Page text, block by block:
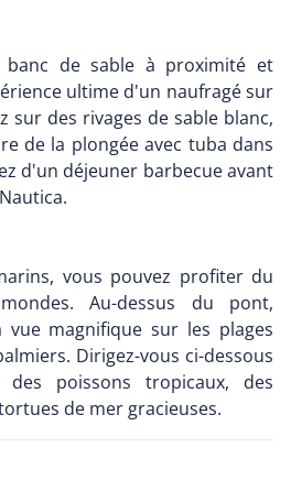
banc de sable à proximité et
ultime d'un naufragé sur
sur des rivages de sable blanc,
de la plongée avec tuba dans
d'un déjeuner barbecue avant
vous pouvez profiter du
Au-dessus du pont,
vue magnifique sur les plages
Dirigez-vous ci-dessous
poissons tropicaux, des
de mer gracieuses.